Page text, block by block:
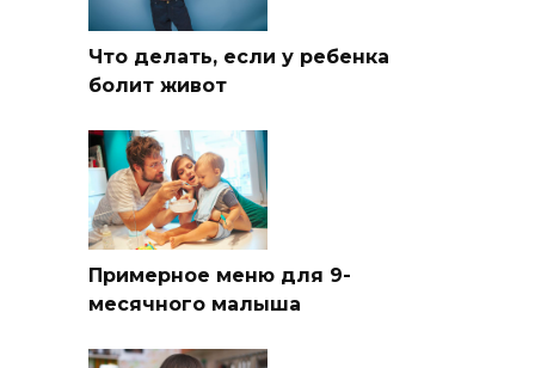
Что делать, если у ребенка
болит живот
Примерное меню для 9-
месячного малыша